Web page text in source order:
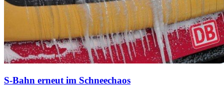
S-Bahn erneut im Schneechaos